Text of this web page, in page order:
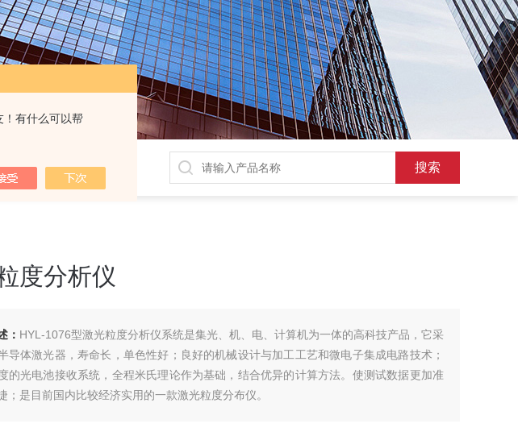
！有什么可以帮
堆积密度计，斯柯特容量计；
度分析仪
： HYL-1076型激光粒度分析仪系统是集光、机、电、计算机为一体的高科技产品，它采
导体激光器，寿命长，单色性好；良好的机械设计与加工工艺和微电子集成电路技术；
的光电池接收系统，全程米氏理论作为基础，结合优异的计算方法。使测试数据更加准
；是目前国内比较经济实用的一款激光粒度分布仪。